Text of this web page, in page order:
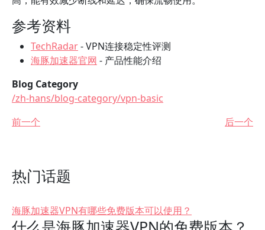
参考资料
TechRadar- VPN连接稳定性评测
海豚加速器官网 - 产品性能介绍
Blog Category
/zh-hans/blog-category/vpn-basic
前一个
后一个
热门话题
海豚加速器VPN有哪些免费版本可以使用？